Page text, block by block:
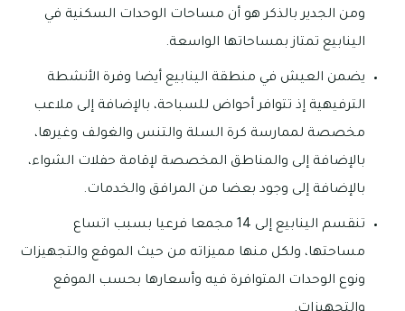
ومن الجدير بالذكر هو أن مساحات الوحدات السكنية في
الينابيع تمتاز بمساحاتها الواسعة.
يضمن العيش في منطقة الينابيع أيضا وفرة الأنشطة
الترفيهية إذ تتوافر أحواض للسباحة، بالإضافة إلى ملاعب
مخصصة لممارسة كرة السلة والتنس والغولف وغيرها،
بالإضافة إلى والمناطق المخصصة لإقامة حفلات الشواء،
بالإضافة إلى وجود بعضا من المرافق والخدمات.
تنقسم الينابيع إلى 14 مجمعا فرعيا بسبب اتساع
مساحتها، ولكل منها مميزاته من حيث الموقع والتجهيزات
ونوع الوحدات المتوافرة فيه وأسعارها بحسب الموقع